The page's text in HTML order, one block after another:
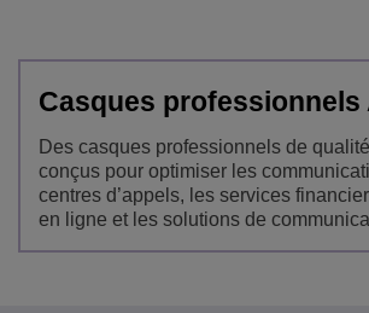
Casques professionnels
Des casques professionnels de
conçus pour optimiser les
centres d’appels, les services
en ligne et les solutions de